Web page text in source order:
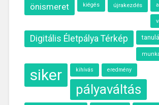
önismeret kiégés újrakezdés
Digitális Életpálya Térkép
siker kihívás eredmény
pályaváltás